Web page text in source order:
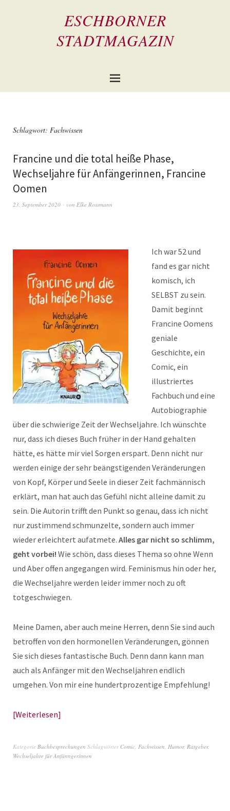
ESCHBORNER
STADTMAGAZIN
Schlagwort: Fachwissen
Francine und die total heiße Phase,
Wechseljahre für Anfängerinnen, Francine
Oomen
23. September 2020 von Elke Rossmann
Ich war 52 und
fand es gar nicht
komisch, ich
SELBST zu sein.
Damit beginnt
Francine Oomens
geniale
Geschichte, ein
Comic, ein
illustriertes
Fachbuch und eine
Autobiographie
über die schwierige Zeit der Wechseljahre. Ich wünschte
nur, dass ich dieses Buch früher in der Hand gehalten
hätte, es hätte mir viel Sorgen erspart. Denn nicht nur
werden einige der sehr beängstigenden Veränderungen
von Kopf, Körper und Seele in dieser Zeit fachmännisch
erklärt, man hat auch das Gefühl nicht alleine damit zu
sein. Die Autorin trifft den Punkt so genau, dass ich nicht
nur zustimmend schmunzelte, sondern auch immer
wieder erleichtert aufatmete. Alles gar nicht so schlimm,
geht vorbei! Wie schön, dass dieses Thema so ohne Wenn
und Aber offen angegangen wird. Feminismus hin oder her,
die Wechseljahre werden leider immer noch zu oft
totgeschwiegen.
Meine Damen, aber auch meine Herren, denn Sie sind auch
betroffen von den hormonellen Veränderungen, gönnen
Sie sich dieses fantastische Buch. Denn dann kann man
auch als Anfänger mit den Wechseljahren endlich
umgehen. Von mir eine hundertprozentige Empfehlung!
Weiterlesen
Kategorie Buchbesprechungen Schlagwörter Comic, Fachwissen, Humor, Ratgeber,
Wechseljahre für Anfänngerinnen